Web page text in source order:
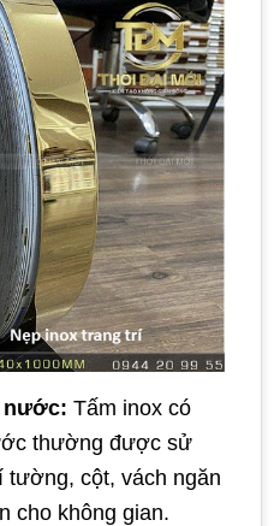
nước: Tấm inox có
thường được sử
tường, cột, vách ngăn
cho không gian.